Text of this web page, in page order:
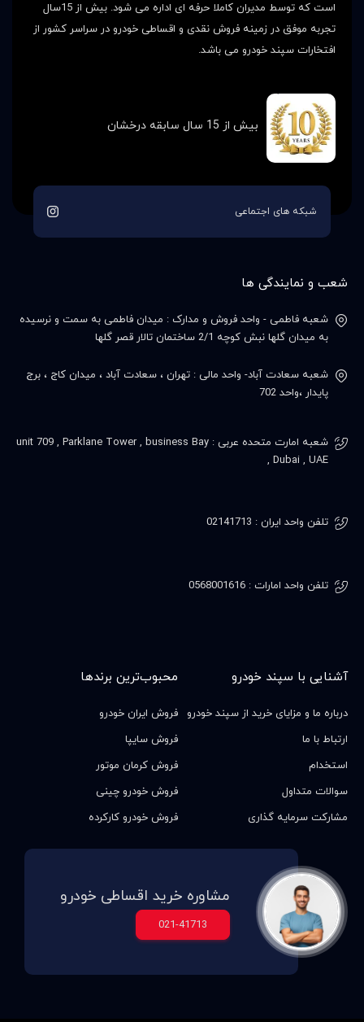
است که توسط مدیران کاملا حرفه ای اداره می شود. بیش از 15سال
تجربه موفق در زمینه فروش نقدی و اقساطی خودرو در سراسر کشور از
افتخارات سپند خودرو می باشد.
بیش از 15 سال سابقه درخشان
شبکه های اجتماعی
شعب و نمایندگی ها
شعبه فاطمی - واحد فروش و مدارک : میدان فاطمی به سمت و نرسیده
به میدان گلها نبش کوچه 2/1 ساختمان تالار قصر گلها
شعبه سعادت آباد- واحد مالی : تهران ، سعادت آباد ، میدان کاج ، برج
پایدار ،واحد 702
شعبه امارت متحده عربی : unit 709 , Parklane Tower , business Bay
, Dubai , UAE
تلفن واحد ایران : 02141713
تلفن واحد امارات : 0568001616
آشنایی با سپند خودرو
درباره ما و مزایای خرید از سپند خودرو
ارتباط با ما
استخدام
سوالات متداول
مشارکت سرمایه گذاری
محبوب‌ترین برندها
فروش ایران خودرو
فروش سایپا
فروش کرمان موتور
فروش خودرو چینی
فروش خودرو کارکرده
مشاوره خرید اقساطی خودرو
021-41713